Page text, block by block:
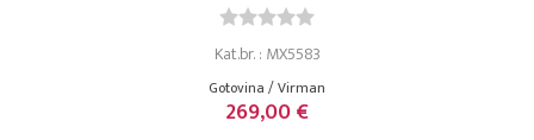
Kat.br. : MX5583
Gotovina / Virman
269,00 €